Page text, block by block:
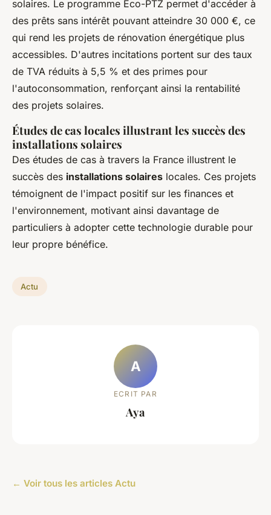
solaires. Le programme Eco-PTZ permet d'accéder à
des prêts sans intérêt pouvant atteindre 30 000 €, ce
qui rend les projets de rénovation énergétique plus
accessibles. D'autres incitations portent sur des taux
de TVA réduits à 5,5 % et des primes pour
l'autoconsommation, renforçant ainsi la rentabilité
des projets solaires.
Études de cas locales illustrant les succès des
installations solaires
Des études de cas à travers la France illustrent le
succès des installations solaires locales. Ces projets
témoignent de l'impact positif sur les finances et
l'environnement, motivant ainsi davantage de
particuliers à adopter cette technologie durable pour
leur propre bénéfice.
Actu
A
ECRIT PAR
Aya
← Voir tous les articles Actu